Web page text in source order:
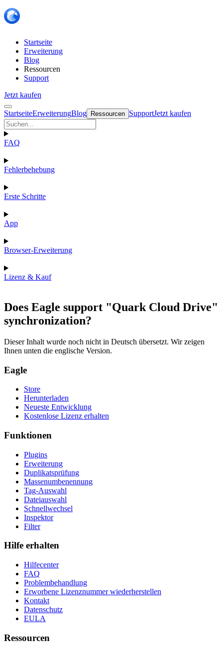
Startseite
Erweiterung
Blog
Ressourcen
Support
Jetzt kaufen
StartseiteErweiterungBlog Ressourcen SupportJetzt kaufen
FAQ
Fehlerbehebung
Erste Schritte
App
Browser-Erweiterung
Lizenz & Kauf
Does Eagle support "Quark Cloud Drive"
synchronization?
Dieser Inhalt wurde noch nicht in Deutsch übersetzt. Wir zeigen
Ihnen unten die englische Version.
Eagle
Store
Herunterladen
Neueste Entwicklung
Kostenlose Lizenz erhalten
Funktionen
Plugins
Erweiterung
Duplikatsprüfung
Massenumbenennung
Tag-Auswahl
Dateiauswahl
Schnellwechsel
Inspektor
Filter
Hilfe erhalten
Hilfecenter
FAQ
Problembehandlung
Erworbene Lizenznummer wiederherstellen
Kontakt
Datenschutz
EULA
Ressourcen